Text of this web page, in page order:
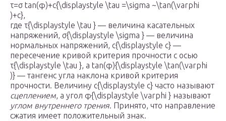
τ=σ tan⁡(φ)+c{\displaystyle \tau =\sigma ~\tan(\varphi
)+c},
где τ{\displaystyle \tau } — величина касательных
напряжений, σ{\displaystyle \sigma } — величина
нормальных напряжений, c{\displaystyle c} —
пересечение кривой критерия прочности с осью
τ{\displaystyle \tau }, а tan⁡(φ){\displaystyle \tan(\varphi
)} — тангенс угла наклона кривой критерия
прочности. Величину c{\displaystyle c} часто называют
сцеплением, а угол φ{\displaystyle \varphi } называют
углом внутреннего трения. Принято, что направление
сжатия имеет положительный знак.